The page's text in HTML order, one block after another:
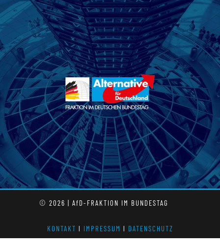
© 2026 | AfD-FRAKTION IM BUNDESTAG
KONTAKT l IMPRESSUM l DATENSCHUTZ